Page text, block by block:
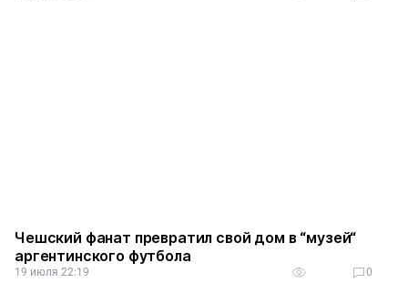
Чешский фанат превратил свой дом в “музей“
аргентинского футбола
19 июля 22:19 0